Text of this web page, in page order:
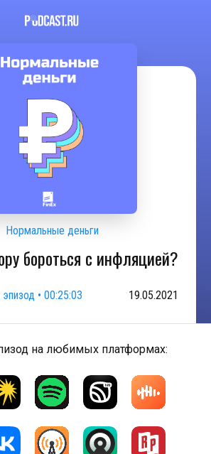
Нормальные деньги
бороться с инфляцией?
• 00:25:03 19.05.2021
на любимых платформах: